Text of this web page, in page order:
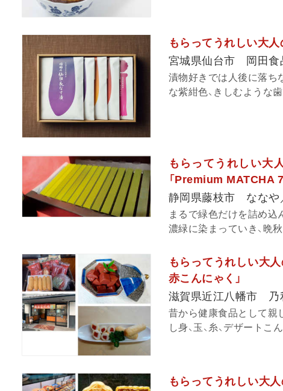
もらってうれしい大人
宮城県仙台市 岡田食
漬物好きでは人後に落ち
な紫紺色、きしむような
もらってうれしい大
「Premium MATCHA 7
静岡県藤枝市 ななや
まるで緑色だけを詰め込
濃緑に染まっていき、晩
もらってうれしい大
赤こんにゃく」
滋賀県近江八幡市 乃
昔から健康食品として親
し身、玉、糸、デザート
もらってうれしい大